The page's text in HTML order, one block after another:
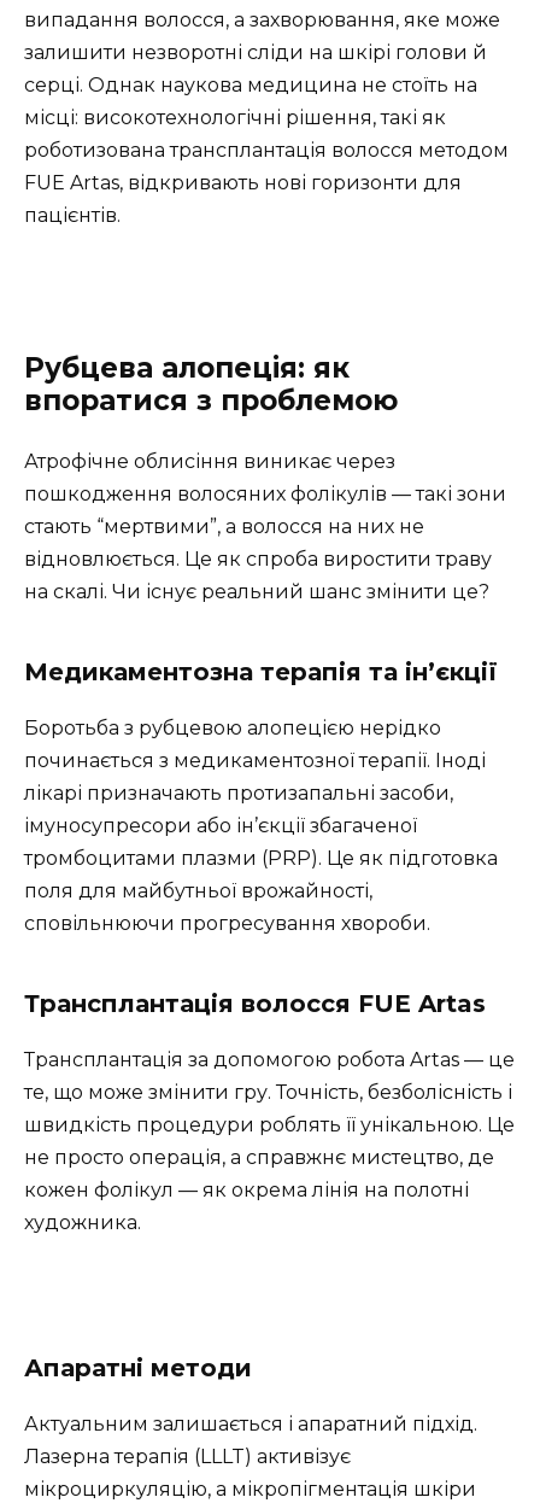
випадання волосся, а захворювання, яке може
залишити незворотні сліди на шкірі голови й
серці. Однак наукова медицина не стоїть на
місці: високотехнологічні рішення, такі як
роботизована трансплантація волосся методом
FUE Artas, відкривають нові горизонти для
пацієнтів.
Рубцева алопеція: як
впоратися з проблемою
Атрофічне облисіння виникає через
пошкодження волосяних фолікулів — такі зони
стають “мертвими”, а волосся на них не
відновлюється. Це як спроба виростити траву
на скалі. Чи існує реальний шанс змінити це?
Медикаментозна терапія та ін’єкції
Боротьба з рубцевою алопецією нерідко
починається з медикаментозної терапії. Іноді
лікарі призначають протизапальні засоби,
імуносупресори або ін’єкції збагаченої
тромбоцитами плазми (PRP). Це як підготовка
поля для майбутньої врожайності,
сповільнюючи прогресування хвороби.
Трансплантація волосся FUE Artas
Трансплантація за допомогою робота Artas — це
те, що може змінити гру. Точність, безболісність і
швидкість процедури роблять її унікальною. Це
не просто операція, а справжнє мистецтво, де
кожен фолікул — як окрема лінія на полотні
художника.
Апаратні методи
Актуальним залишається і апаратний підхід.
Лазерна терапія (LLLT) активізує
мікроциркуляцію, а мікропігментація шкіри